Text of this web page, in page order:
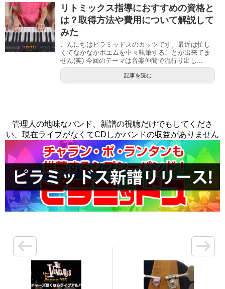
リトミックス指導におすすめの資格と
は？取得方法や費用について解説して
みた
こんにちはピラミッドスのカッツです。最近は忙し
くてなかなかポエムを中々執筆することが出来てま
せん(笑) 今回のテーマは音楽仲間で流行り出し...
記事を読む
管理人の地味なバンド、新譜の視聴だけでもしてくださ
い、現在ライブがなくてCDしかバンドの収益がありません